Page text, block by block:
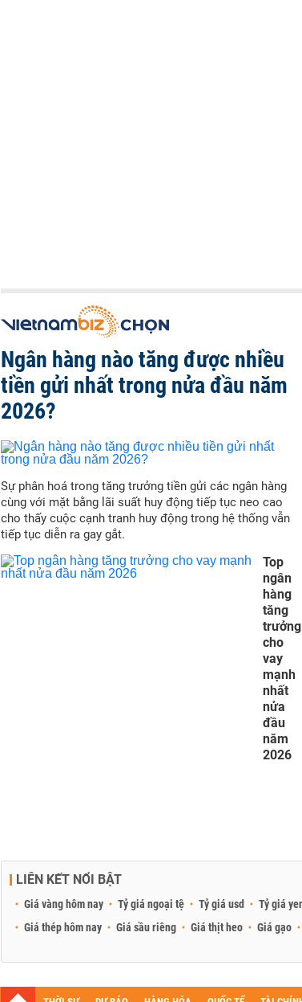
Ngân hàng nào tăng được nhiều
tiền gửi nhất trong nửa đầu năm
2026?
Sự phân hoá trong tăng trưởng tiền gửi các ngân hàng
cùng với mặt bằng lãi suất huy động tiếp tục neo cao
cho thấy cuộc cạnh tranh huy động trong hệ thống vẫn
tiếp tục diễn ra gay gắt.
Top
ngân
hàng
tăng
trưởng
cho
vay
mạnh
nhất
nửa
đầu
năm
2026
LIÊN KẾT NỔI BẬT
Giá vàng hôm nay Tỷ giá ngoại tệ Tỷ giá usd Tỷ giá
Giá thép hôm nay
Giá sầu riêng Giá thịt heo Giá gạo